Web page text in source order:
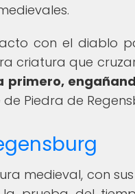
con el diablo
criatura que
primero,
Piedra de
medieval, con